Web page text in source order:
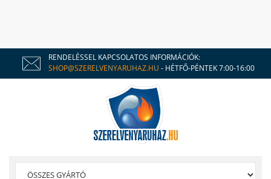
RENDELÉSSEL KAPCSOLATOS INFORMÁCIÓK:
SHOP@SZERELVENYARUHAZ.HU - HÉTFŐ-PÉNTEK 7:00-16:00